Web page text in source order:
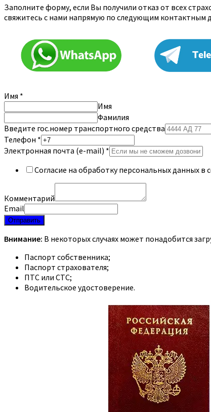
Заполните форму, если Вы получили отказ от всех
свяжитесь с нами напрямую по следующим контактным
Имя *
Имя
Фамилия
Введите гос.номер транспортного средства
Телефон *
Электронная почта (e-mail) *
Согласие на обработку персональных данных в
Комментарий
Email
Отправить
Внимание: В некоторых случаях может понадобится
Паспорт собственника;
Паспорт страхователя;
ПТС или СТС;
Водительское удостоверение.